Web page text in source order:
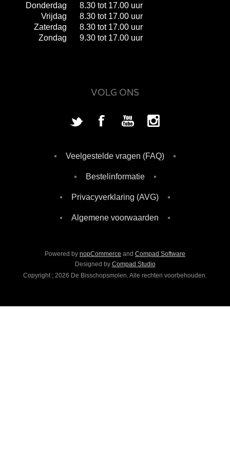
Donderdag
8.30 tot 17.00 uur
Vrijdag
8.30 tot 17.00 uur
Zaterdag
8.30 tot 17.00 uur
Zondag
9.30 tot 17.00 uur
VOLG ONS
Veelgestelde vragen (FAQ)
Bestelinformatie
Privacyverklaring (AVG)
Algemene voorwaarden
Powered by nopCommerce and Compad Software
Designed by Compad Studio
Copyright ; 2026 De Bisschopsmolen. Alle rechten voorbehouden.